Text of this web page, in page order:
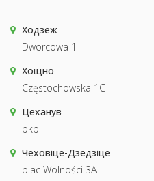
Ходзеж
Dworcowa 1
Хощно
Częstochowska 1C
Цеханув
pkp
Чеховіце-Дзедзіце
plac Wolności 3A